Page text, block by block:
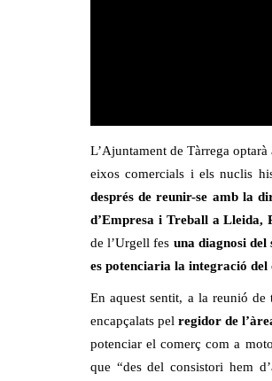
L’Ajuntament de Tàrrega
eixos comercials i els nuclis
després de reunir-se amb la
d’Empresa i Treball a Lleida,
de l’Urgell fes una diagnosi
es potenciaria la integració
En aquest sentit, a la reunió de
encapçalats pelregidor de
potenciar el comerç com a
que “des del consistori hem